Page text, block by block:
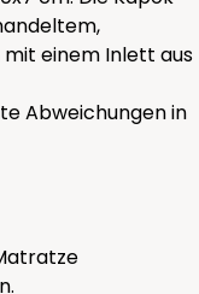
einem Inlett aus
Abweichungen in